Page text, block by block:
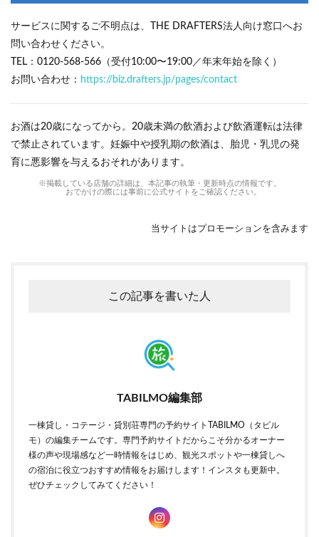
サービスに関するご不明点は、THE DRAFTERS法人向け窓口へお
問い合わせください。
TEL：0120-568-566（受付10:00〜19:00／年末年始を除く）
お問い合わせ： https://biz.drafters.jp/pages/contact
お酒は20歳になってから。20歳未満の飲酒および飲酒運転は法律
で禁止されています。妊娠中や授乳期の飲酒は、胎児・乳児の発
育に悪影響を与えるおそれがあります。
※掲載している店舗の詳細は、本記事の執筆・更新時点の情報です。
おでかけの際には事前に公式サイトをご確認ください。
当サイトはプロモーションを含みます
この記事を書いた人
TABILMO編集部
一棟貸し・コテージ・貸別荘専門の予約サイトTABILMO（タビル
モ）の編集チームです。専門予約サイトだからこそ分かるオーナー
様の声や現場感など一時情報をはじめ、観光スポットや一棟貸しへ
の宿泊に役立つおすすめ情報をお届けします！インスタも更新中。
ぜひチェックしてみてください！